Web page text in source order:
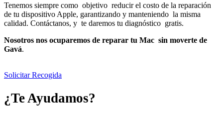
Tenemos siempre como objetivo reducir el costo de la reparación
de tu dispositivo Apple, garantizando y manteniendo la misma
calidad. Contáctanos, y te daremos tu diagnóstico gratis.
Nosotros nos ocuparemos de reparar tu Mac sin moverte de
Gavá.
Solicitar Recogida
¿Te Ayudamos?